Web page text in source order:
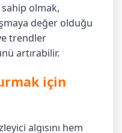
olmak,
değer olduğu
trendler
artırabilir.
için
algısını hem